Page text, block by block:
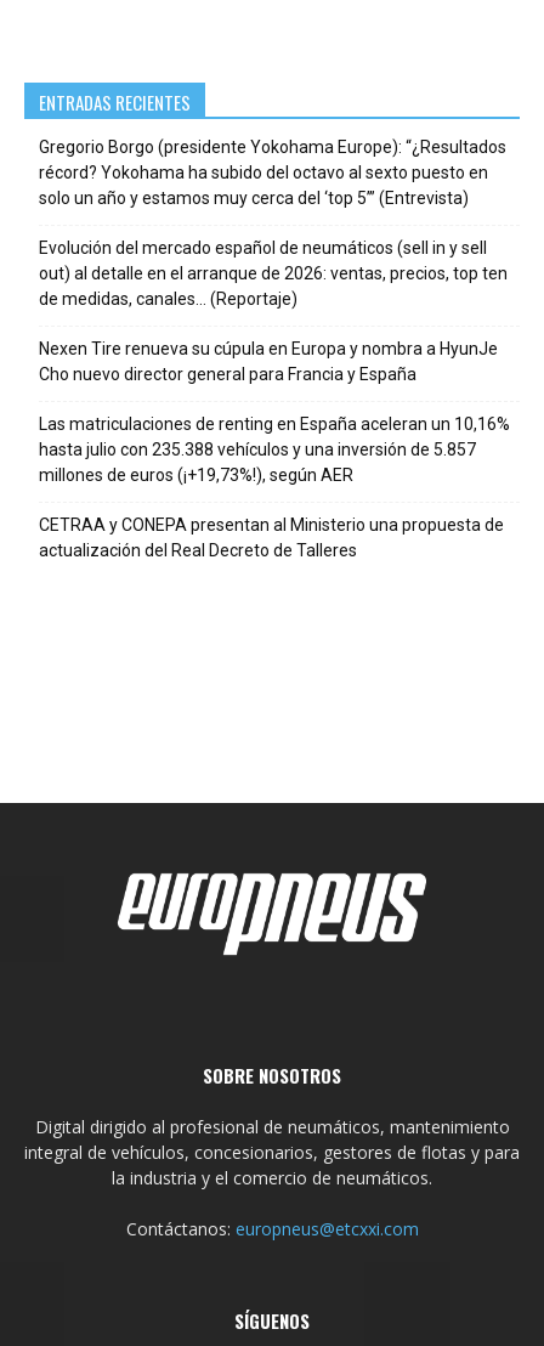
ENTRADAS RECIENTES
Gregorio Borgo (presidente Yokohama Europe): “¿Resultados
récord? Yokohama ha subido del octavo al sexto puesto en
solo un año y estamos muy cerca del ‘top 5’” (Entrevista)
Evolución del mercado español de neumáticos (sell in y sell
out) al detalle en el arranque de 2026: ventas, precios, top ten
de medidas, canales… (Reportaje)
Nexen Tire renueva su cúpula en Europa y nombra a HyunJe
Cho nuevo director general para Francia y España
Las matriculaciones de renting en España aceleran un 10,16%
hasta julio con 235.388 vehículos y una inversión de 5.857
millones de euros (¡+19,73%!), según AER
CETRAA y CONEPA presentan al Ministerio una propuesta de
actualización del Real Decreto de Talleres
SOBRE NOSOTROS
Digital dirigido al profesional de neumáticos, mantenimiento
integral de vehículos, concesionarios, gestores de flotas y para
la industria y el comercio de neumáticos.
Contáctanos: europneus@etcxxi.com
SÍGUENOS